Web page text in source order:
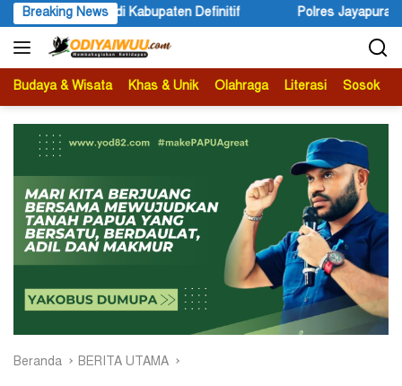
Langsung
ke
konten
Breaking News
Jayapura Lakukan Penyelidikan Pasca Keracunan Akibat
Budaya & Wisata Khas & Unik Olahraga Literasi Sosok
Beranda BERITA UTAMA